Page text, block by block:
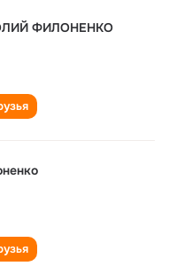
ФИЛОНЕНКО
филоненко